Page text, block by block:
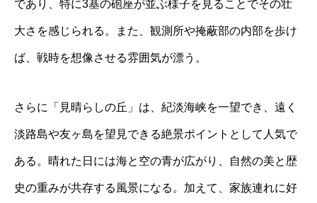
であり、特に3基の砲座が並ぶ様子を見ることでその壮
大さを感じられる。また、観測所や掩蔽部の内部を歩け
ば、戦時を想像させる雰囲気が漂う。
さらに「見晴らしの丘」は、紀淡海峡を一望でき、遠く
淡路島や友ヶ島を望見できる絶景ポイントとして人気で
ある。晴れた日には海と空の青が広がり、自然の美と歴
史の重みが共存する風景になる。加えて、家族連れに好